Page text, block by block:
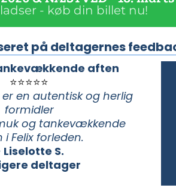
- køb din billet nu!
på deltagernes
aften
⭐⭐⭐⭐⭐
en autentisk og herlig
formidler
og tankevækkende
i Felix forleden.
Liselotte S.
deltager